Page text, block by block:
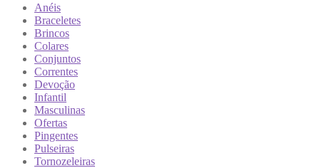
Anéis
Braceletes
Brincos
Colares
Conjuntos
Correntes
Devoção
Infantil
Masculinas
Ofertas
Pingentes
Pulseiras
Tornozeleiras